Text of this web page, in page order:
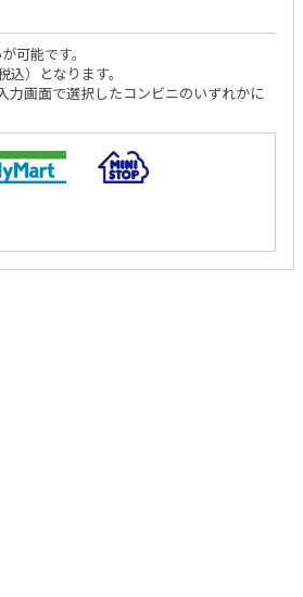
可能です。
）となります。
力画面で選択したコンビニのいずれかに